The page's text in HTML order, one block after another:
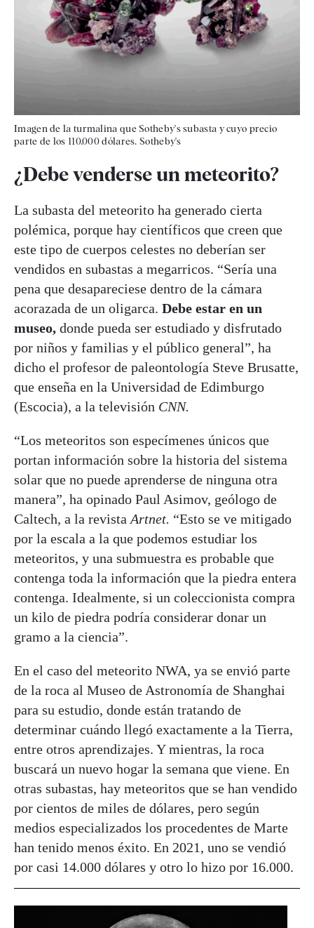
Imagen de la turmalina que Sotheby's subasta y cuyo precio
parte de los 110.000 dólares. Sotheby's
¿Debe venderse un meteorito?
La subasta del meteorito ha generado cierta
polémica, porque hay científicos que creen que
este tipo de cuerpos celestes no deberían ser
vendidos en subastas a megarricos. “Sería una
pena que desapareciese dentro de la cámara
acorazada de un oligarca. Debe estar en un
museo, donde pueda ser estudiado y disfrutado
por niños y familias y el público general”, ha
dicho el profesor de paleontología Steve Brusatte,
que enseña en la Universidad de Edimburgo
(Escocia), a la televisión CNN.
“Los meteoritos son especímenes únicos que
portan información sobre la historia del sistema
solar que no puede aprenderse de ninguna otra
manera”, ha opinado Paul Asimov, geólogo de
Caltech, a la revista Artnet. “Esto se ve mitigado
por la escala a la que podemos estudiar los
meteoritos, y una submuestra es probable que
contenga toda la información que la piedra entera
contenga. Idealmente, si un coleccionista compra
un kilo de piedra podría considerar donar un
gramo a la ciencia”.
En el caso del meteorito NWA, ya se envió parte
de la roca al Museo de Astronomía de Shanghai
para su estudio, donde están tratando de
determinar cuándo llegó exactamente a la Tierra,
entre otros aprendizajes. Y mientras, la roca
buscará un nuevo hogar la semana que viene. En
otras subastas, hay meteoritos que se han vendido
por cientos de miles de dólares, pero según
medios especializados los procedentes de Marte
han tenido menos éxito. En 2021, uno se vendió
por casi 14.000 dólares y otro lo hizo por 16.000.